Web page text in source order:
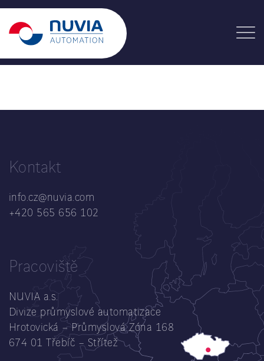
Martina Klementová
Kontakt
info.cz@nuvia.com
+420 565 656 102
Pracoviště
NUVIA a.s.
Divize průmyslové automatizace
Hrotovická – Průmyslová Zóna 168
674 01 Třebíč – Střítež